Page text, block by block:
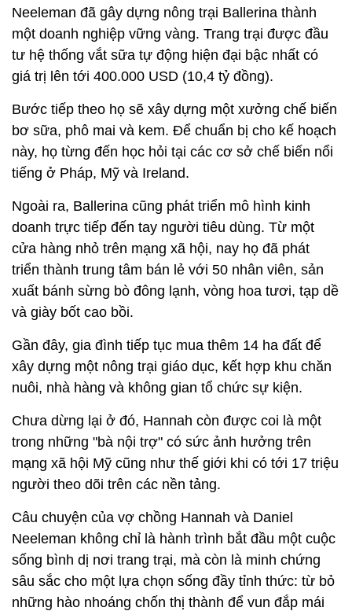
Neeleman đã gây dựng nông trại Ballerina thành
một doanh nghiệp vững vàng. Trang trại được đầu
tư hệ thống vắt sữa tự động hiện đại bậc nhất có
giá trị lên tới 400.000 USD (10,4 tỷ đồng).
Bước tiếp theo họ sẽ xây dựng một xưởng chế biến
bơ sữa, phô mai và kem. Để chuẩn bị cho kế hoạch
này, họ từng đến học hỏi tại các cơ sở chế biến nổi
tiếng ở Pháp, Mỹ và Ireland.
Ngoài ra, Ballerina cũng phát triển mô hình kinh
doanh trực tiếp đến tay người tiêu dùng. Từ một
cửa hàng nhỏ trên mạng xã hội, nay họ đã phát
triển thành trung tâm bán lẻ với 50 nhân viên, sản
xuất bánh sừng bò đông lạnh, vòng hoa tươi, tạp dề
và giày bốt cao bồi.
Gần đây, gia đình tiếp tục mua thêm 14 ha đất để
xây dựng một nông trại giáo dục, kết hợp khu chăn
nuôi, nhà hàng và không gian tổ chức sự kiện.
Chưa dừng lại ở đó, Hannah còn được coi là một
trong những "bà nội trợ" có sức ảnh hưởng trên
mạng xã hội Mỹ cũng như thế giới khi có tới 17 triệu
người theo dõi trên các nền tảng.
Câu chuyện của vợ chồng Hannah và Daniel
Neeleman không chỉ là hành trình bắt đầu một cuộc
sống bình dị nơi trang trại, mà còn là minh chứng
sâu sắc cho một lựa chọn sống đầy tỉnh thức: từ bỏ
những hào nhoáng chốn thị thành để vun đắp mái